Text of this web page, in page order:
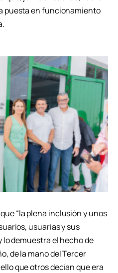
puesta en funcionamiento
“la plena inclusión y unos
usuarias y sus
demuestra el hecho de
de la mano del Tercer
que otros decían que era